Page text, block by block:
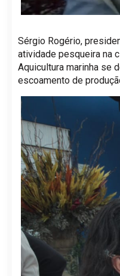
Sérgio Rogério,
atividade pesqueira na
Aquicultura marinha se
escoamento de